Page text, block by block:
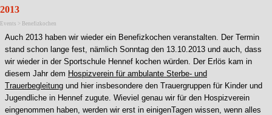
2013
Events > Benefizkochen
Auch 2013 haben wir wieder ein Benefizkochen veranstalten. Der Termin
stand schon lange fest, nämlich Sonntag den 13.10.2013 und auch, dass
wir wieder in der Sportschule Hennef kochen würden. Der Erlös kam in
diesem Jahr dem Hospizverein für ambulante Sterbe- und
Trauerbegleitung und hier insbesondere den Trauergruppen für Kinder und
Jugendliche in Hennef zugute. Wieviel genau wir für den Hospizverein
eingenommen haben, werden wir erst in einigenTagen wissen, wenn alles